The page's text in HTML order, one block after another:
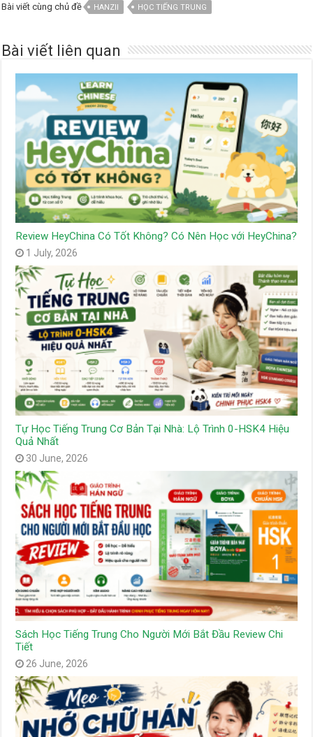
Bài viết cùng chủ đề HANZII HỌC TIẾNG TRUNG
Bài viết liên quan
Review HeyChina Có Tốt Không? Có Nên Học với HeyChina?
1 July, 2026
Tự Học Tiếng Trung Cơ Bản Tại Nhà: Lộ Trình 0-HSK4 Hiệu
Quả Nhất
30 June, 2026
Sách Học Tiếng Trung Cho Người Mới Bắt Đầu Review Chi
Tiết
26 June, 2026